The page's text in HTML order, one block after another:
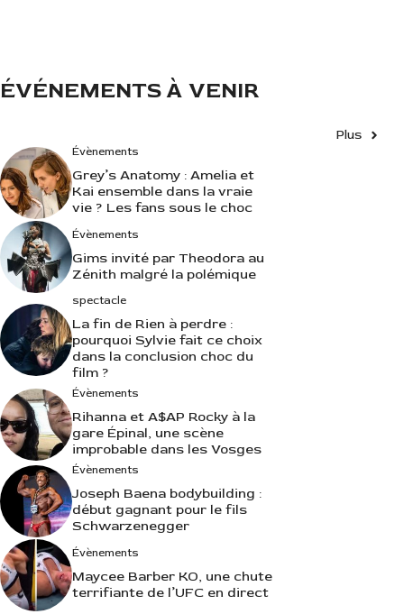
ÉVÉNEMENTS À VENIR
Plus
Évènements
Grey’s Anatomy : Amelia et
Kai ensemble dans la vraie
vie ? Les fans sous le choc
Évènements
Gims invité par Theodora au
Zénith malgré la polémique
spectacle
La fin de Rien à perdre :
pourquoi Sylvie fait ce choix
dans la conclusion choc du
film ?
Évènements
Rihanna et A$AP Rocky à la
gare Épinal, une scène
improbable dans les Vosges
Évènements
Joseph Baena bodybuilding :
début gagnant pour le fils
Schwarzenegger
Évènements
Maycee Barber KO, une chute
terrifiante de l’UFC en direct